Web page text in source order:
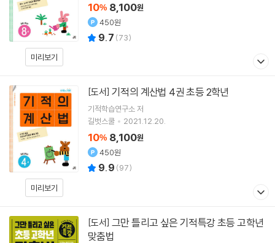
미리보기
10% 8,100원
450원
9.7 (73)
미리보기
[도서] 기적의 계산법 4권 초등 2학년
기적학습연구소저
길벗스쿨
2021.12.20.
10% 8,100원
450원
9.9 (97)
[도서]
맞춤법